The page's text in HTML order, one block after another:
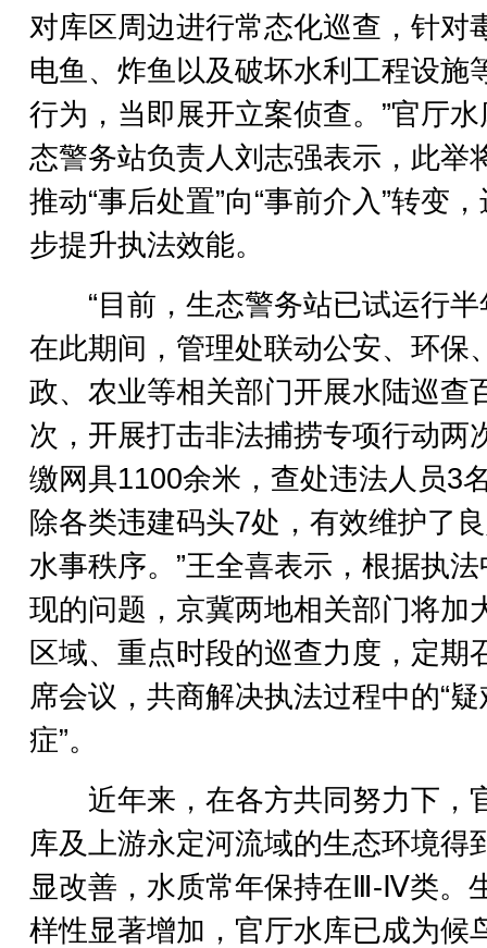
对库区周边进行常态化巡查，针对
电鱼、炸鱼以及破坏水利工程设施
行为，当即展开立案侦查。”官厅
态警务站负责人刘志强表示，此举
推动“事后处置”向“事前介入”转变
步提升执法效能。
“目前，生态警务站已试运行半
在此期间，管理处联动公安、环保
政、农业等相关部门开展水陆巡查
次，开展打击非法捕捞专项行动两
缴网具1100余米，查处违法人员3
除各类违建码头7处，有效维护了
水事秩序。”王全喜表示，根据执
现的问题，京冀两地相关部门将加
区域、重点时段的巡查力度，定期
席会议，共商解决执法过程中的“
症”。
近年来，在各方共同努力下，
库及上游永定河流域的生态环境得
显改善，水质常年保持在Ⅲ-Ⅳ类。
样性显著增加，官厅水库已成为候